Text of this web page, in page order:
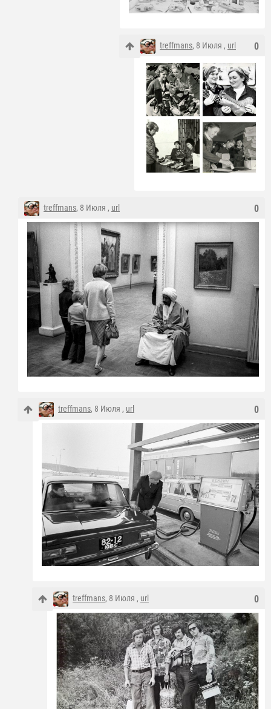
0
treffmans, 8 Июля , url
0
treffmans, 8 Июля , url
0
treffmans, 8 Июля , url
0
treffmans, 8 Июля , url